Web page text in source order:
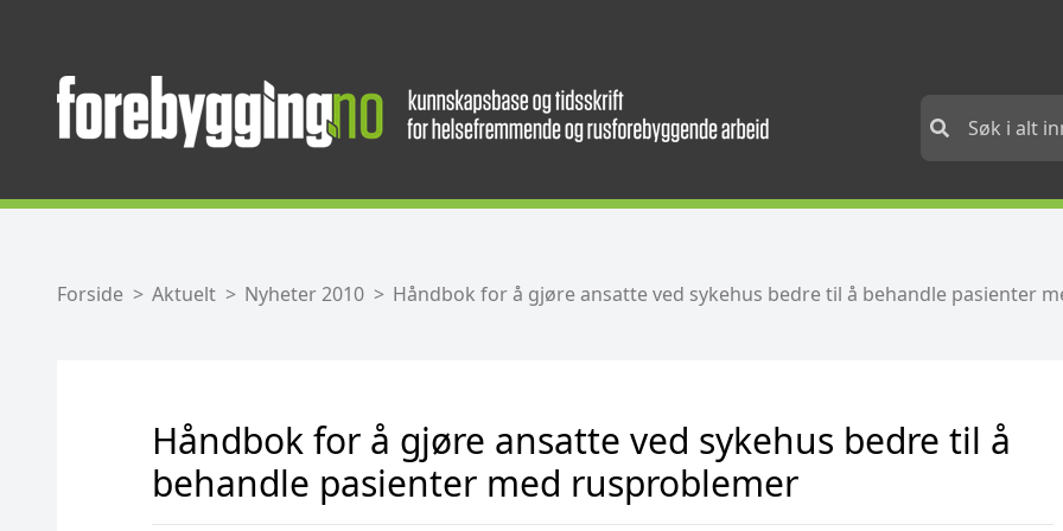
Forside Aktuelt Nyheter 2010 Håndbok for å gjøre ansatte ved sykehus bedre til å behandle pasienter
Håndbok for å gjøre ansatte ved sykehus bedre til å
behandle pasienter med rusproblemer